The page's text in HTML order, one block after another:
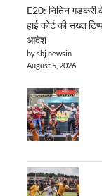
E20: नितिन गडकरी
हाई कोर्ट की सख्त
आदेश
by sbj newsin
August 5, 2026